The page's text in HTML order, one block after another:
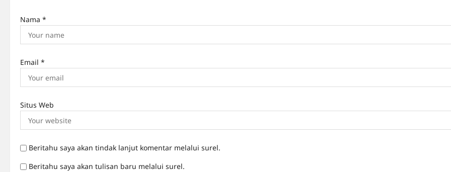
Nama *
Email *
Situs Web
Beritahu saya akan tindak lanjut komentar melalui surel.
Beritahu saya akan tulisan baru melalui surel.